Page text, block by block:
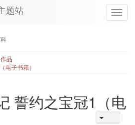
题站
作品
电子书籍）
誓约之宝冠1（电